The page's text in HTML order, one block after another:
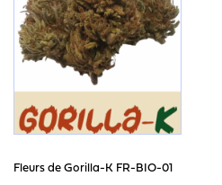
Fleurs de Gorilla-K FR-BIO-01